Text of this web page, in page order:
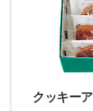
クッキー